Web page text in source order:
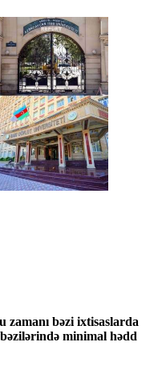
zamanı bəzi ixtisaslarda
minimal hədd